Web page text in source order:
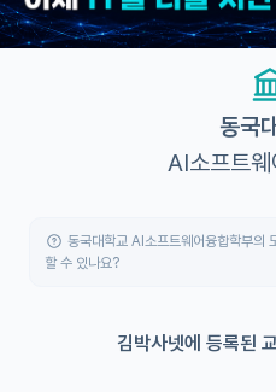
유학교육
동국
AI소프트
동국대학교 AI소프트웨어융합학부의
할 수 있나요?
김박사넷에 등록된